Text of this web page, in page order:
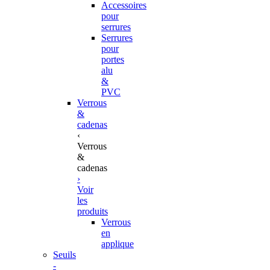
Accessoires
pour
serrures
Serrures
pour
portes
alu
&
PVC
Verrous
&
cadenas
‹
Verrous
&
cadenas
›
Voir
les
produits
Verrous
en
applique
Seuils
-